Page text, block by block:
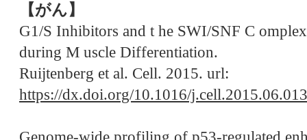
【がん】
G1/S Inhibitors and t he SWI/SNF C
during M uscle Differentiation.
Ruijtenberg et al. Cell. 2015. url:
https://dx.doi.org/10.1016/j.cell.2015.06.013